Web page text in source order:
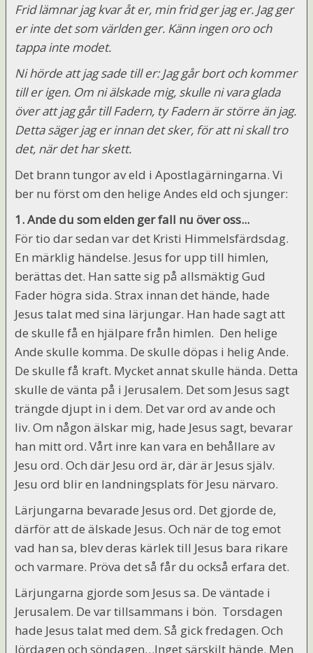
Frid lämnar jag kvar åt er, min frid ger jag er. Jag ger
er inte det som världen ger. Känn ingen oro och
tappa inte modet.
Ni hörde att jag sade till er: Jag går bort och kommer
till er igen. Om ni älskade mig, skulle ni vara glada
över att jag går till Fadern, ty Fadern är större än jag.
Detta säger jag er innan det sker, för att ni skall tro
det, när det har skett.
Det brann tungor av eld i Apostlagärningarna. Vi
ber nu först om den helige Andes eld och sjunger:
1. Ande du som elden ger fall nu över oss...
För tio dar sedan var det Kristi Himmelsfärdsdag.
En märklig händelse. Jesus for upp till himlen,
berättas det. Han satte sig på allsmäktig Gud
Fader högra sida. Strax innan det hände, hade
Jesus talat med sina lärjungar. Han hade sagt att
de skulle få en hjälpare från himlen. Den helige
Ande skulle komma. De skulle döpas i helig Ande.
De skulle få kraft. Mycket annat skulle hända. Detta
skulle de vänta på i Jerusalem. Det som Jesus sagt
trängde djupt in i dem. Det var ord av ande och
liv. Om någon älskar mig, hade Jesus sagt, bevarar
han mitt ord. Vårt inre kan vara en behållare av
Jesu ord. Och där Jesu ord är, där är Jesus själv.
Jesu ord blir en landningsplats för Jesu närvaro.
Lärjungarna bevarade Jesus ord. Det gjorde de,
därför att de älskade Jesus. Och när de tog emot
vad han sa, blev deras kärlek till Jesus bara rikare
och varmare. Pröva det så får du också erfara det.
Lärjungarna gjorde som Jesus sa. De väntade i
Jerusalem. De var tillsammans i bön. Torsdagen
hade Jesus talat med dem. Så gick fredagen. Och
lördagen och söndagen…Inget särskilt hände. Men